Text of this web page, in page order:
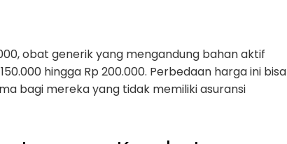
obat generik yang mengandung bahan aktif
hingga Rp 200.000. Perbedaan harga ini bisa
bagi mereka yang tidak memiliki asuransi